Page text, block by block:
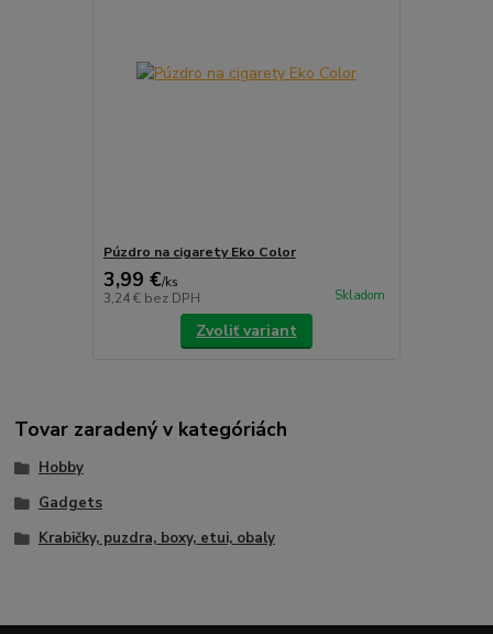
Púzdro na cigarety Eko Color
3,99 €/ks
3,24 € bez DPH Skladom
Zvoliť variant
Tovar zaradený v kategóriách
Hobby
Gadgets
Krabičky, puzdra, boxy, etui, obaly